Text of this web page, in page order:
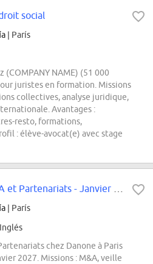
social
| París
(COMPANY NAME) (51 000
juristes en formation. Missions
collectives, analyse juridique,
Avantages :
resto, formations,
: élève-avocat(e) avec stage
| París
chez Danone à Paris
2027. Missions : M&A, veille